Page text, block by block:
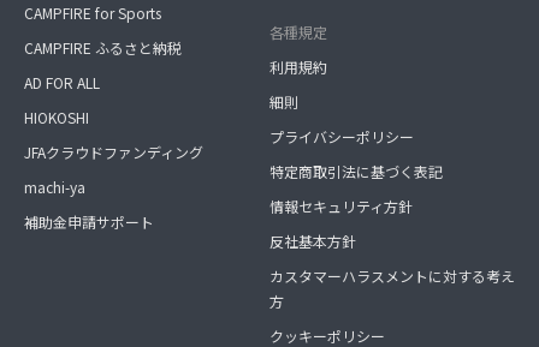
CAMPFIRE for Sports
CAMPFIRE ふるさと納税
AD FOR ALL
HIOKOSHI
JFAクラウドファンディング
machi-ya
補助金申請サポート
各種規定
利用規約
細則
プライバシーポリシー
特定商取引法に基づく表記
情報セキュリティ方針
反社基本方針
カスタマーハラスメントに対する考え
方
クッキーポリシー